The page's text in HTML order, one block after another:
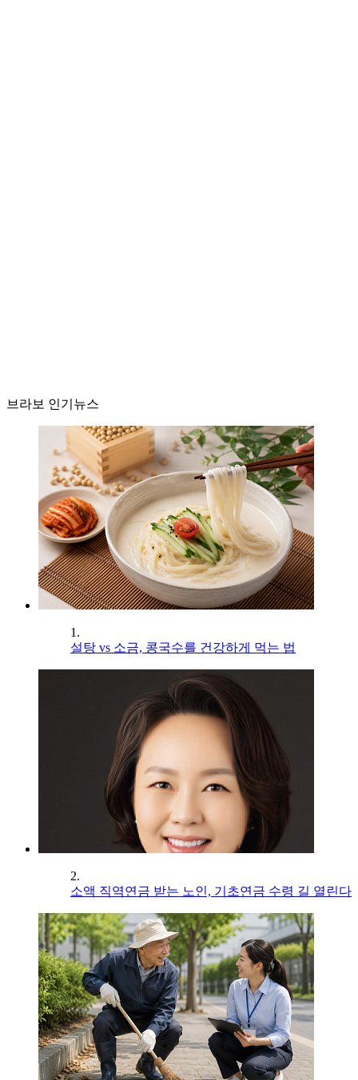
브라보 인기뉴스
1.
설탕 vs 소금, 콩국수를 건강하게 먹는 법
2.
소액 직역연금 받는 노인, 기초연금 수령 길 열린다